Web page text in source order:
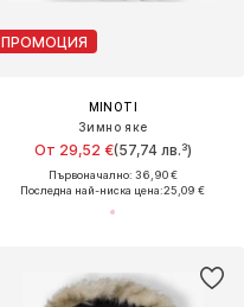
ПРОМОЦИЯ
MINOTI
Зимно яке
От 29,52 €(57,74 лв.³)
Първоначално: 36,90 €
Последна най-ниска цена:25,09 €